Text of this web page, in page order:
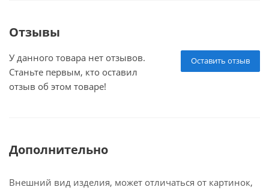
Отзывы
Оставить отзыв
У данного товара нет отзывов.
Станьте первым, кто оставил
отзыв об этом товаре!
Дополнительно
Внешний вид изделия, может отличаться от картинок,